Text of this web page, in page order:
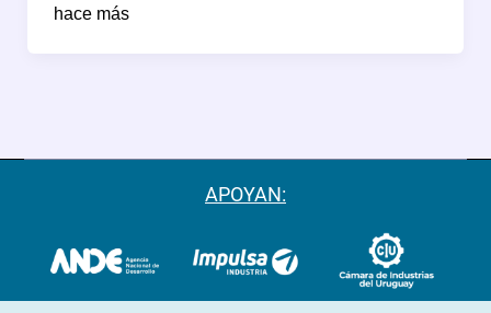
hace más
APOYAN: